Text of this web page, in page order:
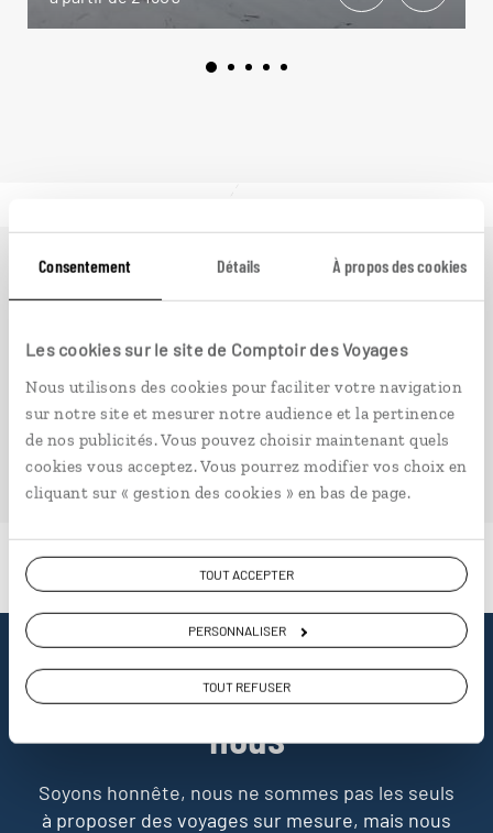
Consentement Détails À propos des cookies
Les cookies sur le site de Comptoir des Voyages
Nous utilisons des cookies pour faciliter votre navigation
sur notre site et mesurer notre audience et la pertinence
de nos publicités. Vous pouvez choisir maintenant quels
cookies vous acceptez. Vous pourrez modifier vos choix en
cliquant sur « gestion des cookies » en bas de page.
TOUT ACCEPTER
PERSONNALISER
TOUT REFUSER
est le magazine web de Comptoir des Voyages.
monde, il fait naître une irrésistible envie d’aller voir
ailleurs.
PLONGER DANS NOTRE MAGAZINE
Pourquoi voyager avec
nous
Soyons honnête, nous ne sommes pas les seuls
à proposer des voyages sur mesure, mais nous